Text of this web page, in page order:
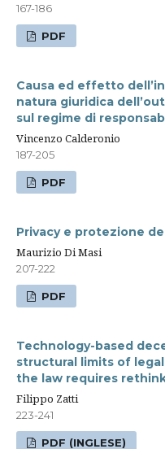
167-186
PDF
Causa ed effetto
natura giuridica
sul regime di
Vincenzo Calderonio
187-205
PDF
Privacy e protezione
Maurizio Di Masi
207-222
PDF
Technology-based
structural limits of
the law requires
Filippo Zatti
223-241
PDF (INGLESE)